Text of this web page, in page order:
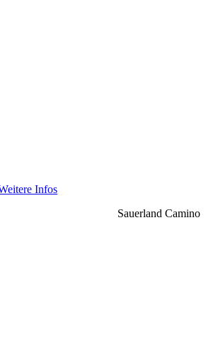
Infos
Sauerland Camino